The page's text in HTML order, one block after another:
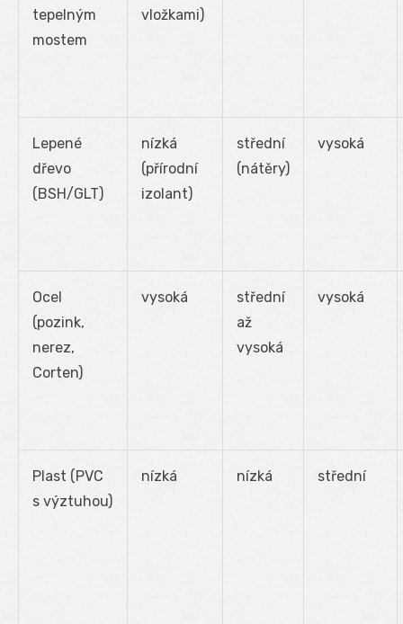
tepelným
mostem
vložkami)
Lepené
dřevo
(BSH/GLT)
nízká
(přírodní
izolant)
střední
(nátěry)
vysoká
Ocel
(pozink,
nerez,
Corten)
vysoká
střední
až
vysoká
vysoká
Plast (PVC
s výztuhou)
nízká nízká střední